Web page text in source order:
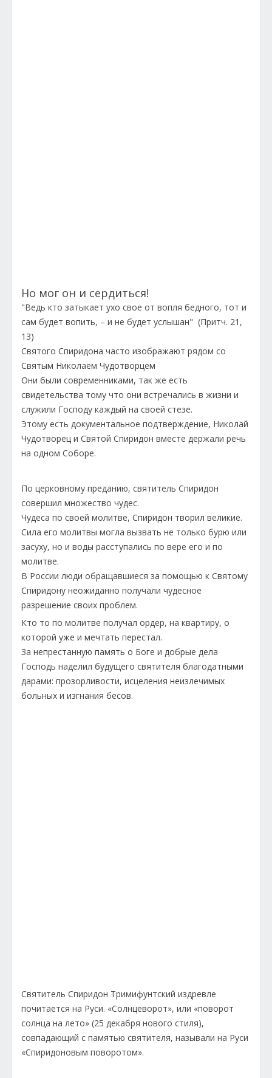
Но мог он и сердиться!
"Ведь кто затыкает ухо свое от вопля бедного, тот и
сам будет вопить, – и не будет услышан" (Притч. 21,
13)
Святого Спиридона часто изображают рядом со
Святым Николаем Чудотворцем
Они были современниками, так же есть
свидетельства тому что они встречались в жизни и
служили Господу каждый на своей стезе.
Этому есть документальное подтверждение, Николай
Чудотворец и Святой Спиридон вместе держали речь
на одном Соборе.
По церковному преданию, святитель Спиридон
совершил множество чудес.
Чудеса по своей молитве, Спиридон творил великие.
Сила его молитвы могла вызвать не только бурю или
засуху, но и воды расступались по вере его и по
молитве.
В России люди обращавшиеся за помощью к Святому
Спиридону неожиданно получали чудесное
разрешение своих проблем.
Кто то по молитве получал ордер, на квартиру, о
которой уже и мечтать перестал.
За непрестанную память о Боге и добрые дела
Господь наделил будущего святителя благодатными
дарами: прозорливости, исцеления неизлечимых
больных и изгнания бесов.
Святитель Спиридон Тримифунтский издревле
почитается на Руси. «Солнцеворот», или «поворот
солнца на лето» (25 декабря нового стиля),
совпадающий с памятью святителя, называли на Руси
«Спиридоновым поворотом».